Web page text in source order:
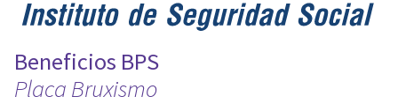
Beneficios BPS
Placa Bruxismo